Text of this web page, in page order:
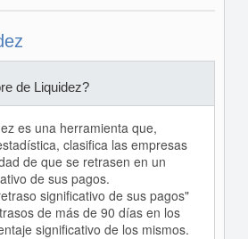
de Liquidez?
es una herramienta que,
clasifica las empresas
de que se retrasen en un
de sus pagos.
significativo de sus pagos"
de más de 90 días en los
significativo de los mismos.